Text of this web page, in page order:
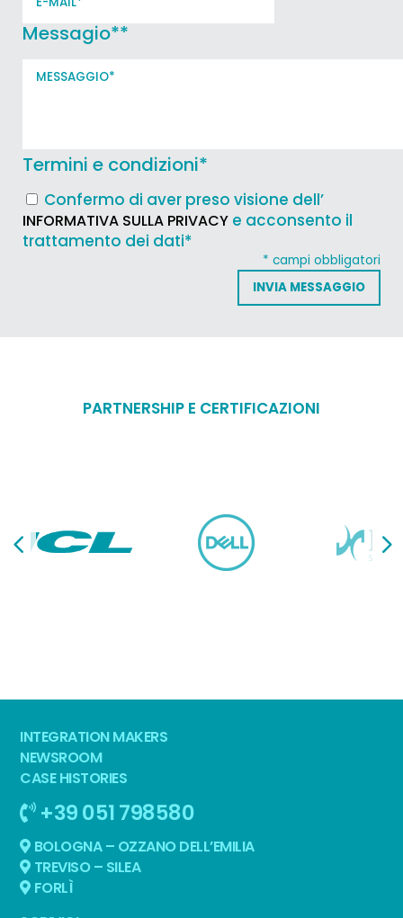
Messagio**
Termini e condizioni*
Confermo di aver preso visione dell’
INFORMATIVA SULLA PRIVACY e acconsento il
trattamento dei dati*
* campi obbligatori
PARTNERSHIP E CERTIFICAZIONI
INTEGRATION MAKERS
NEWSROOM
CASE HISTORIES
+39 051 798580
BOLOGNA – OZZANO DELL’EMILIA
TREVISO – SILEA
FORLÌ